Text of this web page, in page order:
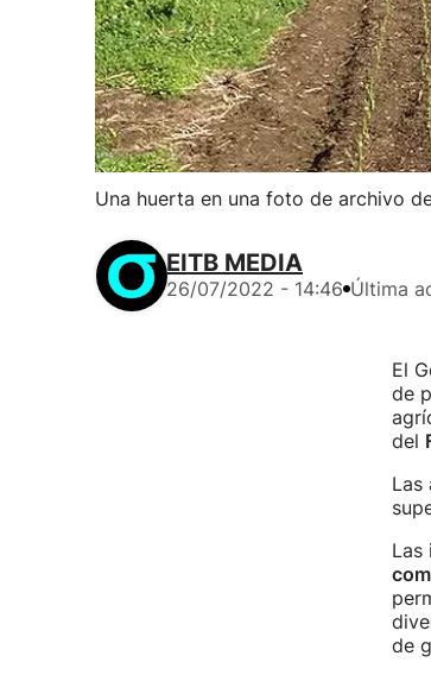
Una huerta en una foto de archivo
EITB MEDIA
26/07/2022 - 14:46 Última
El
de
del
Las
Las
de